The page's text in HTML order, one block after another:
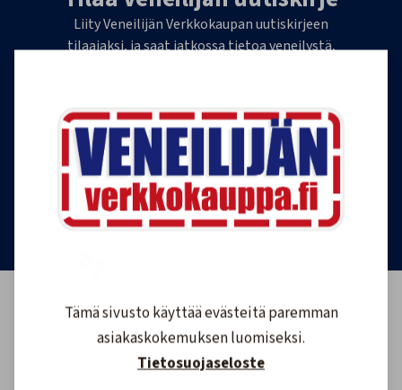
Liity Veneilijän Verkkokaupan uutiskirjeen
tilaajaksi, ja saat jatkossa tietoa veneilystä,
uutiskirjettä kuukaudessa. Voit perua uutiskirjeen
tilauksen milloin tahansa.
Tilaa uutiskirje
Tämä sivusto käyttää evästeitä paremman
asiakaskokemuksen luomiseksi.
Tietosuojaseloste